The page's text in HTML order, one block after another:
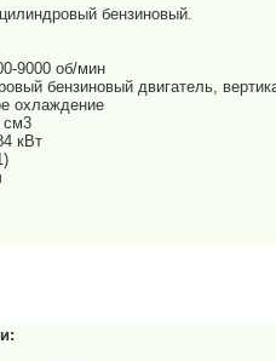
бензиновый.
9000 об/мин
бензиновый двигатель,
охлаждение
см3
кВт